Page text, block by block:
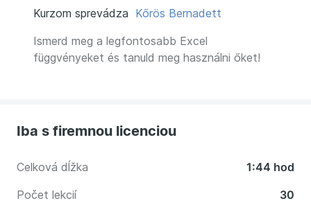
Kurzom sprevádza Kőrös Bernadett
Ismerd meg a legfontosabb Excel
függvényeket és tanuld meg használni őket!
Iba s firemnou licenciou
Celková dĺžka
1:44 hod
Počet lekcií
30